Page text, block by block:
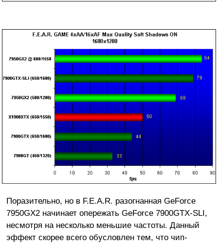
Поразительно, но в F.E.A.R. разогнанная GeForce
7950GX2 начинает опережать GeForce 7900GTX-SLI,
несмотря на несколько меньшие частоты. Данный
эффект скорее всего обусловлен тем, что чип-